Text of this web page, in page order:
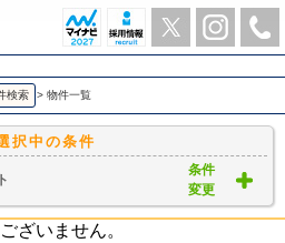
｜ アパマンショップ蓮田店-丸岩産業株式会社-
検索 > 物件一覧
択中の条件
条件
変更
ざいません。